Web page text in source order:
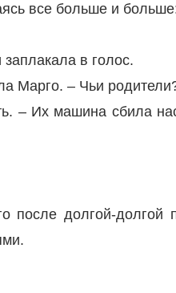
все больше и
в голос.
Марго. – Чьи
– Их машина сбила
долгой-долгой